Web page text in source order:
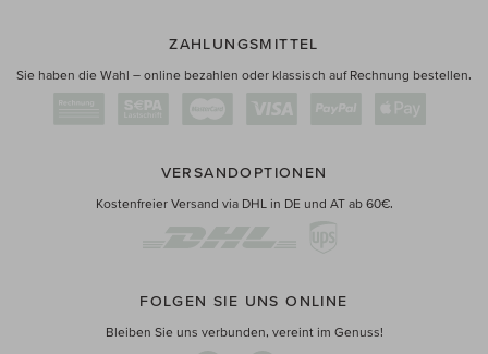
ZAHLUNGSMITTEL
Sie haben die Wahl – online bezahlen oder klassisch auf Rechnung bestellen.
VERSANDOPTIONEN
Kostenfreier Versand via DHL in DE und AT ab 60€.
FOLGEN SIE UNS ONLINE
Bleiben Sie uns verbunden, vereint im Genuss!